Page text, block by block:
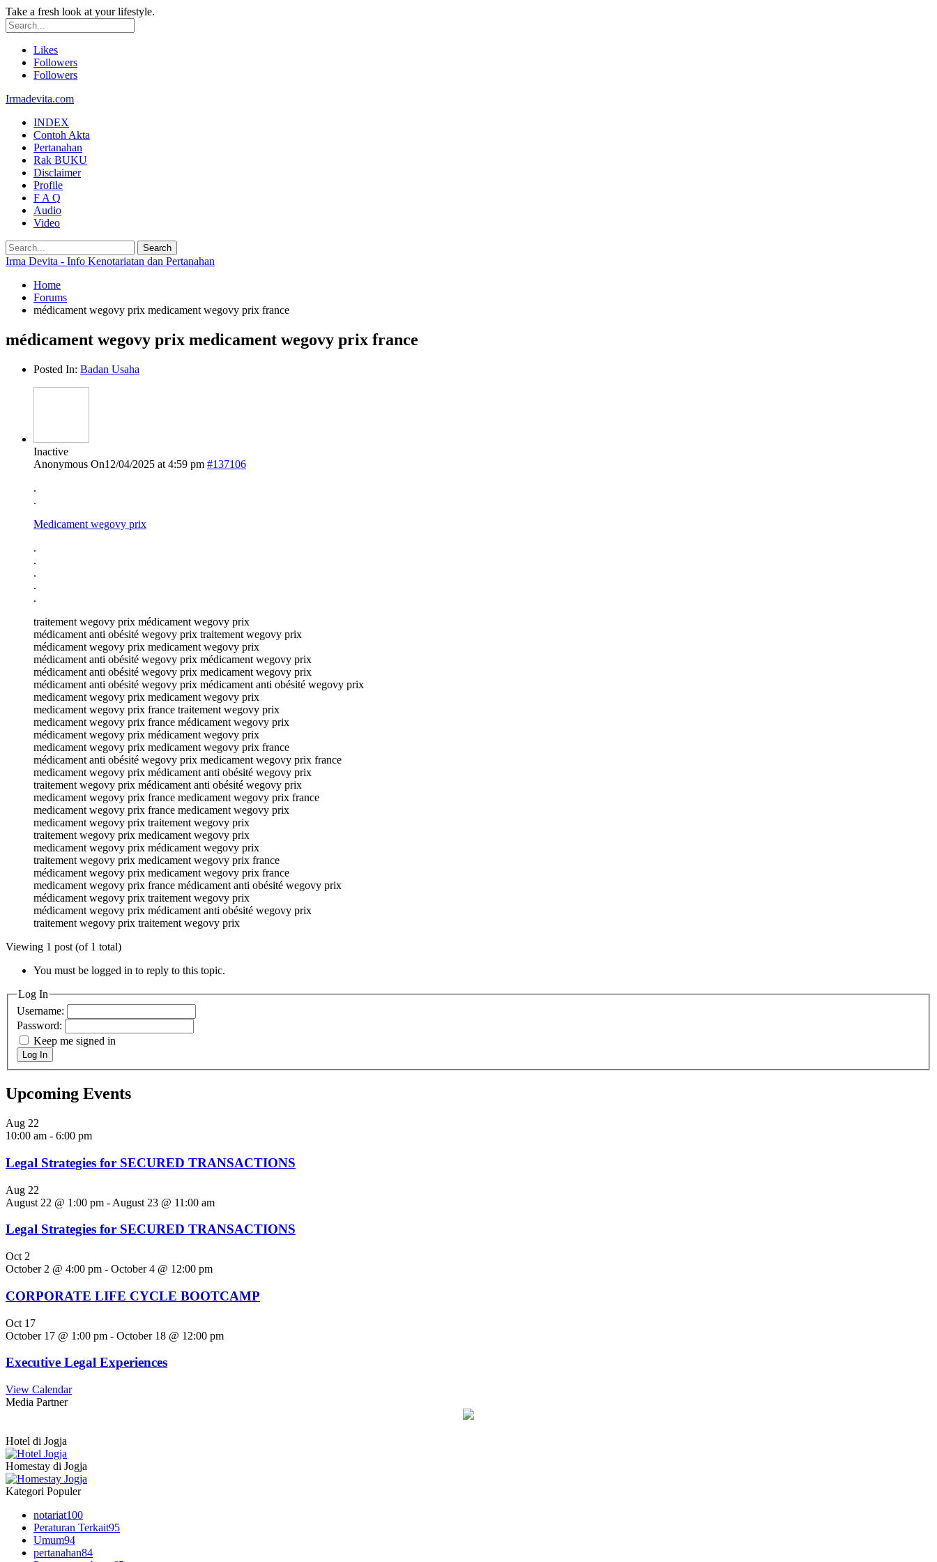
Take a fresh look at your lifestyle.
Likes
Followers
Followers
Irmadevita.com
INDEX
Contoh Akta
Pertanahan
Rak BUKU
Disclaimer
Profile
F A Q
Audio
Video
Irma Devita - Info Kenotariatan dan Pertanahan
Home
Forums
médicament wegovy prix medicament wegovy prix france
médicament wegovy prix medicament wegovy prix france
Posted In: Badan Usaha
Inactive
Anonymous On12/04/2025 at 4:59 pm #137106
.
.
Medicament wegovy prix
.
.
.
.
.
traitement wegovy prix médicament wegovy prix
médicament anti obésité wegovy prix traitement wegovy prix
médicament wegovy prix medicament wegovy prix
médicament anti obésité wegovy prix médicament wegovy prix
médicament anti obésité wegovy prix medicament wegovy prix
médicament anti obésité wegovy prix médicament anti obésité wegovy prix
medicament wegovy prix medicament wegovy prix
medicament wegovy prix france traitement wegovy prix
medicament wegovy prix france médicament wegovy prix
médicament wegovy prix médicament wegovy prix
medicament wegovy prix medicament wegovy prix france
médicament anti obésité wegovy prix medicament wegovy prix france
medicament wegovy prix médicament anti obésité wegovy prix
traitement wegovy prix médicament anti obésité wegovy prix
medicament wegovy prix france medicament wegovy prix france
medicament wegovy prix france medicament wegovy prix
medicament wegovy prix traitement wegovy prix
traitement wegovy prix medicament wegovy prix
medicament wegovy prix médicament wegovy prix
traitement wegovy prix medicament wegovy prix france
médicament wegovy prix medicament wegovy prix france
medicament wegovy prix france médicament anti obésité wegovy prix
médicament wegovy prix traitement wegovy prix
médicament wegovy prix médicament anti obésité wegovy prix
traitement wegovy prix traitement wegovy prix
Viewing 1 post (of 1 total)
You must be logged in to reply to this topic.
Log In
Username:
Password:
Keep me signed in
Log In
Upcoming Events
Aug 22
10:00 am - 6:00 pm
Legal Strategies for SECURED TRANSACTIONS
Aug 22
August 22 @ 1:00 pm - August 23 @ 11:00 am
Legal Strategies for SECURED TRANSACTIONS
Oct 2
October 2 @ 4:00 pm - October 4 @ 12:00 pm
CORPORATE LIFE CYCLE BOOTCAMP
Oct 17
October 17 @ 1:00 pm - October 18 @ 12:00 pm
Executive Legal Experiences
View Calendar
Media Partner
Hotel di Jogja
Homestay di Jogja
Kategori Populer
notariat100
Peraturan Terkait95
Umum94
pertanahan84